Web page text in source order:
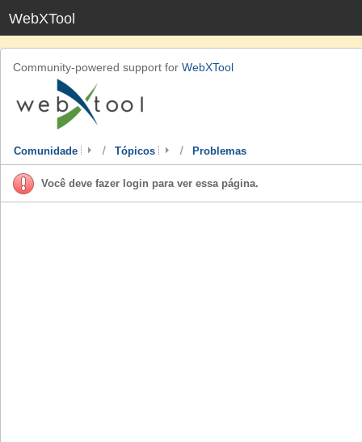
WebXTool
Community-powered support for WebXTool
Comunidade Tópicos Problemas
Você deve fazer login para ver essa página.